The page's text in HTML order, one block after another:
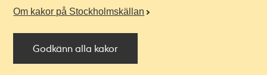
Om kakor på Stockholmskällan
Godkänn alla kakor